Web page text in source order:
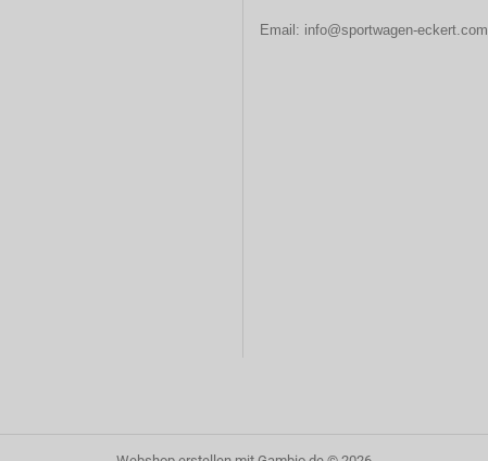
Email: info@sportwagen-eckert.com